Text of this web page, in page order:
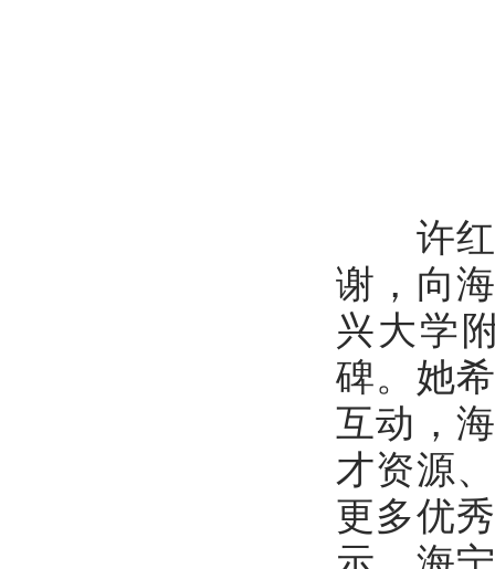
许红
谢，向
兴大学
碑。她
互动，
才资源
更多优